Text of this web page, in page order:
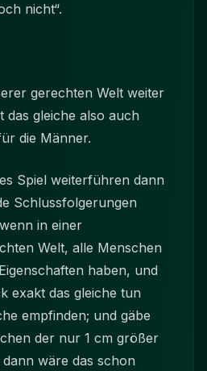
nicht“.
gerechten Welt weiter
das gleiche also auch
die Männer.
Spiel weiterführen dann
Schlussfolgerungen
in einer
Welt, alle Menschen
haben, und
exakt das gleiche tun
empfinden; und gäbe
der nur 1 cm größer
wäre das schon